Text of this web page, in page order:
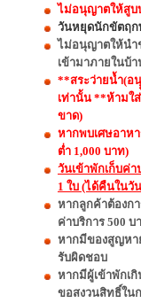
ไม่อนุญาตให้สูบ
วันหยุดนักขัตฤก
ไม่อนุญาตให้นำ
เข้ามาภายในบ้
**สระว่ายน้ำ(อ
เท่านั้น **ห้ามใส่
ขาด)
หากพบเศษอาห
ต่ำ 1,000 บาท)
วันเข้าพักเก็บค่
1 ใบ (ได้คืนในวั
หากลูกค้าต้องก
ค่าบริการ 500 บ
หากมีของสูญหา
รับผิดชอบ
หากมีผู้เข้าพักเ
ขอสงวนสิทธิ์ใน